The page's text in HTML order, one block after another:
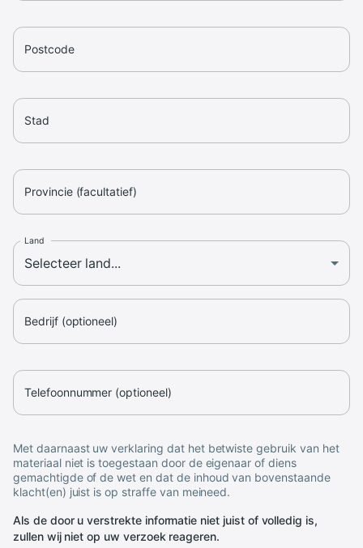
Postcode
Stad
Provincie (facultatief)
Land
Bedrijf (optioneel)
Telefoonnummer (optioneel)
Met daarnaast uw verklaring dat het betwiste gebruik van het
materiaal niet is toegestaan door de eigenaar of diens
gemachtigde of de wet en dat de inhoud van bovenstaande
klacht(en) juist is op straffe van meineed.
Als de door u verstrekte informatie niet juist of volledig is,
zullen wij niet op uw verzoek reageren.